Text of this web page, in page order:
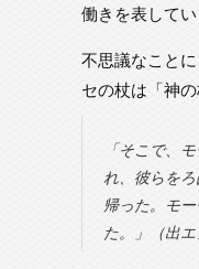
働きを表してい
不思議なこと
セの杖は「神
「そこで、
れ、彼らを
帰った。モ
た。」（出エ